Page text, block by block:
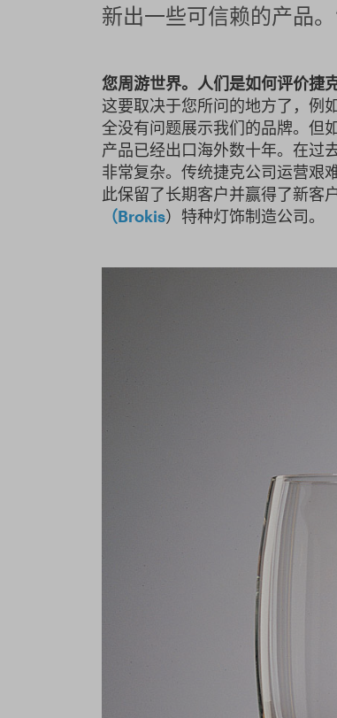
新出一些可信赖的产品。
您周游世界。人们是如何评价捷
这要取决于您所问的地方了，例
全没有问题展示我们的品牌。但
产品已经出口海外数十年。在过
非常复杂。传统捷克公司运营艰
此保留了长期客户并赢得了新客
（Brokis）特种灯饰制造公司。